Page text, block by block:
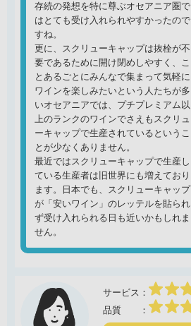
存続の発想を特に尊ぶオセアニア圏で
はとても受け入れられやすかったので
すね。
更に、スクリューキャップは抜栓が不
要であるために開け閉めしやすく、こ
とあるごとにみんなで集まって気軽に
ワインを楽しみたいという人たちが多
いオセアニアでは、プチプレミアム以
上のランクのワインでさえもスクリュ
ーキャップで生産されているというこ
とが少なくありません。
最近ではスクリューキャップで生産し
ている生産者は旧世界にも増えており
ます。日本でも、スクリューキャップ
が「安いワイン」のレッテルを貼られ
ず受け入れられる日も近いかもしれま
せん。